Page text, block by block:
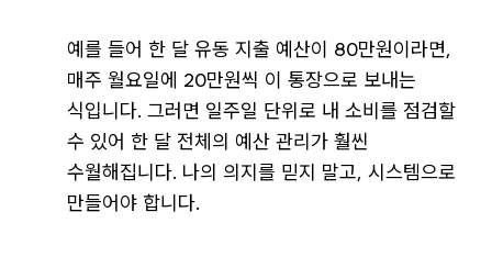
예를 들어 한 달 유동 지출 예산이 80만원이라면,
매주 월요일에 20만원씩 이 통장으로 보내는
식입니다. 그러면 일주일 단위로 내 소비를 점검할
수 있어 한 달 전체의 예산 관리가 훨씬
수월해집니다. 나의 의지를 믿지 말고, 시스템으로
만들어야 합니다.